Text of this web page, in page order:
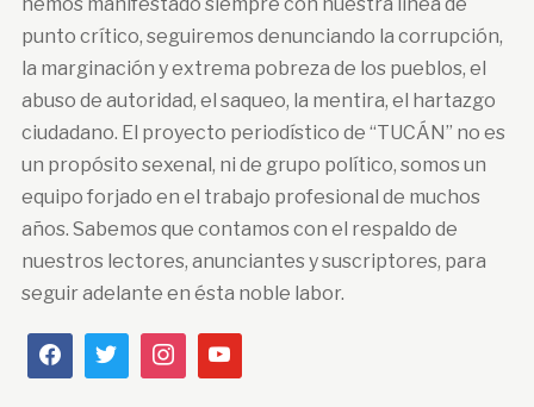
punto crítico, seguiremos denunciando la corrupción,
la marginación y extrema pobreza de los pueblos, el
abuso de autoridad, el saqueo, la mentira, el hartazgo
ciudadano. El proyecto periodístico de “TUCÁN” no es
un propósito sexenal, ni de grupo político, somos un
equipo forjado en el trabajo profesional de muchos
años. Sabemos que contamos con el respaldo de
nuestros lectores, anunciantes y suscriptores, para
seguir adelante en ésta noble labor.